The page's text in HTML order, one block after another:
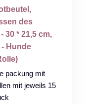
des
30 * 21,5 cm,
Hunde
packung mit
mit jeweils 15